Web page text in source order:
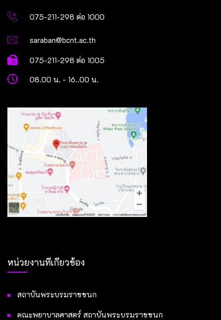
075-211-298 ต่อ 1000
saraban@bcnt.ac.th
075-211-298 ต่อ 1005
08.00 น. - 16..00 น.
หน่วยงานที่เกี่ยวข้อง
สถาบันพระบรมราชชนก
คณะพยาบาลศาสตร์ สถาบันพระบรมราชชนก